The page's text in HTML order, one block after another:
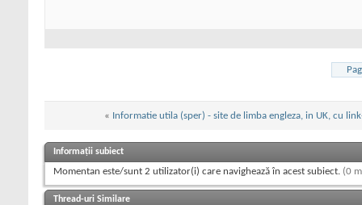
« Informatie utila (sper) - site de limba engleza, in UK, cu
Informații subiect
Momentan este/sunt 2 utilizator(i) care navighează în acest subiect. (0
Thread-uri Similare